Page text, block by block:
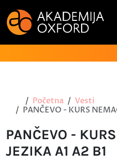
Početna
Vesti
PANČEVO - KURS
PANČEVO -
JEZIKA A1 A2 B1